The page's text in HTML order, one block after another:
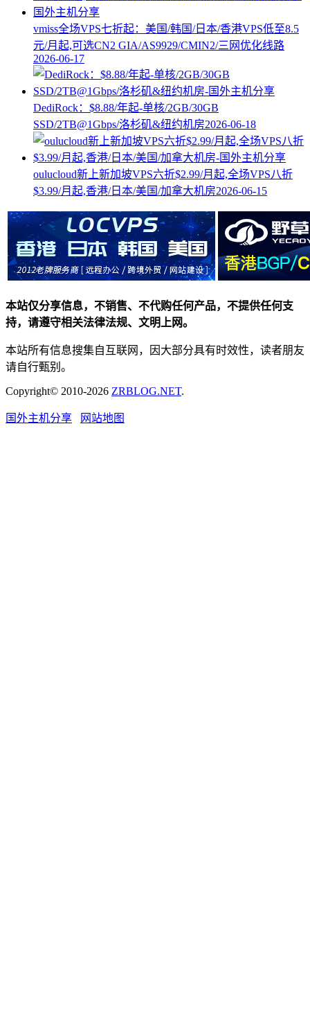
vmiss全场VPS七折起：美国/韩国/日本/香港VPS低至8.5
元/月起,可选CN2 GIA/AS9929/CMIN2/三网优化线路
2026-06-17
DediRock：$8.88/年起-单核/2GB/30GB
SSD/2TB@1Gbps/洛杉矶&纽约机房2026-06-18
oulucloud新上新加坡VPS六折$2.99/月起,全场VPS八折
$3.99/月起,香港/日本/美国/加拿大机房2026-06-15
本站仅分享信息，不销售、不代购任何产品，不提供任何支
持，请遵守相关法律法规、文明上网。
本站所有信息搜集自互联网，因大部分具有时效性，读者朋友
请自行甄别。
Copyright© 2010-2026 ZRBLOG.NET.
国外主机分享 网站地图